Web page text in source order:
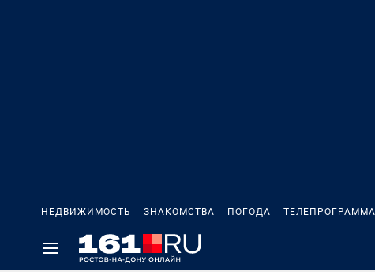
НЕДВИЖИМОСТЬ ЗНАКОМСТВА ПОГОДА ТЕЛЕПРОГРАММА